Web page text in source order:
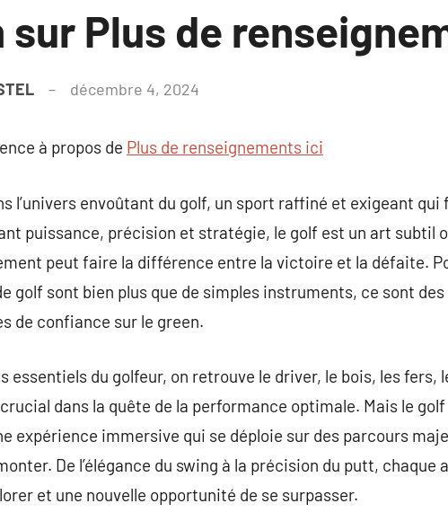
sur Plus de
décembre 4, 2024
à propos de Plus de renseignements ici
l’univers envoûtant du golf, un sport raffiné et exigeant
puissance, précision et stratégie, le golf est un art subtil
peut faire la différence entre la victoire et la défaite.
golf sont bien plus que de simples instruments, ce sont
de confiance sur le green.
essentiels du golfeur, on retrouve le driver, le bois, les fers,
dans la quête de la performance optimale. Mais le
expérience immersive qui se déploie sur des parcours
De l’élégance du swing à la précision du putt, chaque
et une nouvelle opportunité de se surpasser.